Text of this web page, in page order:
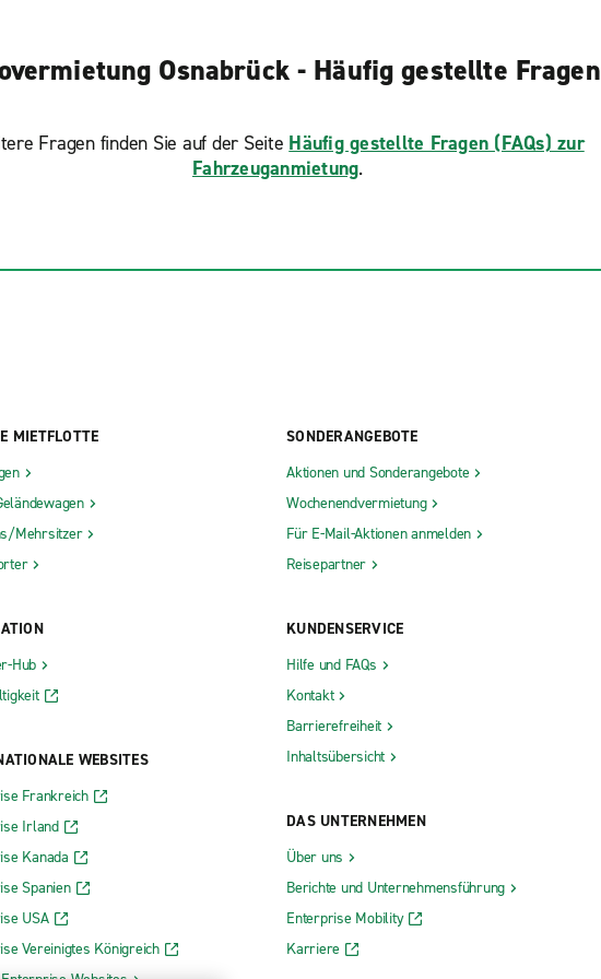
Osnabrück - Häufig gestellte Fragen
Fragen finden Sie auf der Seite Häufig gestellte Fragen (FAQs) zur
Fahrzeuganmietung.
MIETFLOTTE
Mehrsitzer
Hub
WEBSITES
Frankreich
Irland
Kanada
Spanien
USA
Vereinigtes Königreich
SONDERANGEBOTE
Aktionen und Sonderangebote
Wochenendvermietung
Für E-Mail-Aktionen anmelden
Reisepartner
KUNDENSERVICE
Hilfe und FAQs
Kontakt
Barrierefreiheit
Inhaltsübersicht
DAS UNTERNEHMEN
Über uns
Berichte und Unternehmensführung
Enterprise Mobility
Karriere